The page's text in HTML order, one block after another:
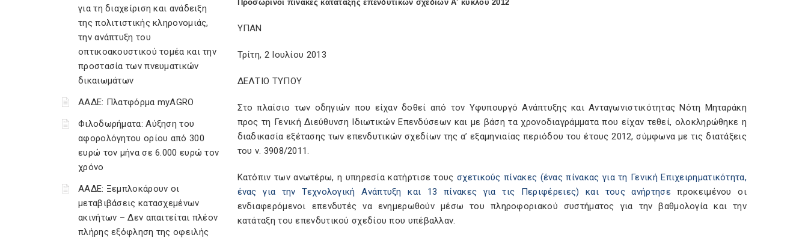
για τη διαχείριση και ανάδειξη
της πολιτιστικής κληρονομιάς,
την ανάπτυξη του
οπτικοακουστικού τομέα και την
προστασία των πνευματικών
δικαιωμάτων
ΑΑΔΕ: Πλατφόρμα myAGRO
Φιλοδωρήματα: Αύξηση του
αφορολόγητου ορίου από 300
ευρώ τον μήνα σε 6.000 ευρώ τον
χρόνο
ΑΑΔΕ: Ξεμπλοκάρουν οι
μεταβιβάσεις κατασχεμένων
ακινήτων – Δεν απαιτείται πλέον
πλήρης εξόφληση της οφειλής
Προσωρινοί πίνακες κατάταξης επενδυτικών σχεδίων Α' κύκλου 2012
ΥΠΑΝ
Τρίτη, 2 Ιουλίου 2013
ΔΕΛΤΙΟ ΤΥΠΟΥ
Στο πλαίσιο των οδηγιών που είχαν δοθεί από τον Υφυπουργό Ανάπτυξης και Ανταγωνιστικότητας Νότη Μηταράκη
προς τη Γενική Διεύθυνση Ιδιωτικών Επενδύσεων και με βάση τα χρονοδιαγράμματα που είχαν τεθεί, ολοκληρώθηκε η
διαδικασία εξέτασης των επενδυτικών σχεδίων της α’ εξαμηνιαίας περιόδου του έτους 2012, σύμφωνα με τις διατάξεις
του ν. 3908/2011.
Κατόπιν των ανωτέρω, η υπηρεσία κατήρτισε τουςσχετικούς πίνακες (ένας πίνακας για τη Γενική Επιχειρηματικότητα,
ένας για την Τεχνολογική Ανάπτυξη και 13 πίνακες για τις Περιφέρειες) και τους ανήρτησε προκειμένου οι
ενδιαφερόμενοι επενδυτές να ενημερωθούν μέσω του πληροφοριακού συστήματος για την βαθμολογία και την
κατάταξη του επενδυτικού σχεδίου που υπέβαλλαν.